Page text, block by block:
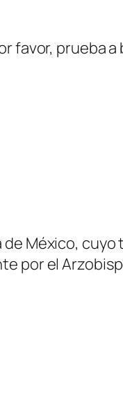
favor, prueba
México,
por el